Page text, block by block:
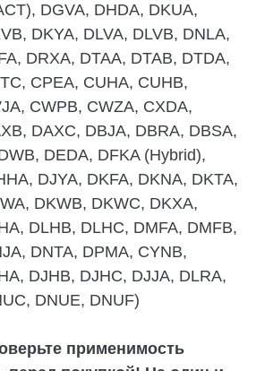
DGVA, DHDA, DKUA,
DKYA, DLVA, DLVB, DNLA,
DRXA, DTAA, DTAB, DTDA,
CPEA, CUHA, CUHB,
CWPB, CWZA, CXDA,
DAXC, DBJA, DBRA, DBSA,
DEDA, DFKA (Hybrid),
DJYA, DKFA, DKNA, DKTA,
DKWB, DKWC, DKXA,
DLHB, DLHC, DMFA, DMFB,
DNTA, DPMA, CYNB,
DJHB, DJHC, DJJA, DLRA,
DNUE, DNUF)
применимость